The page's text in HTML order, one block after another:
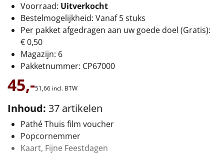
Thema
Origineel
Rituals
Vrouwen
Duurzaam
Voorraad: Uitverkocht
Bestelmogelijkheid: Vanaf 5 stuks
Per pakket afgedragen aan uw goede doel (Gratis):
€ 0,50
Magazijn: 6
Pakketnummer: CP67000
45,-51,66 incl. BTW
Inhoud: 37 artikelen
Pathé Thuis film voucher
Popcornemmer
Kaart, Fijne Feestdagen